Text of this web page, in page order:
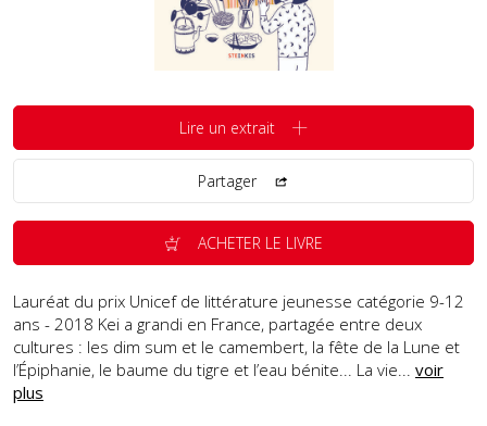
Lire un extrait
Partager
ACHETER LE LIVRE
Lauréat du prix Unicef de littérature jeunesse catégorie 9-12
ans - 2018 Kei a grandi en France, partagée entre deux
cultures : les dim sum et le camembert, la fête de la Lune et
l’Épiphanie, le baume du tigre et l’eau bénite... La vie... voir
plus